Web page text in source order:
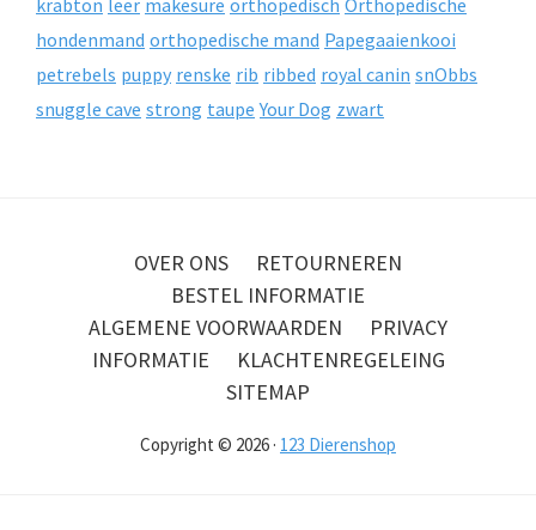
hondenmand orthopedische mand Papegaaienkooi
petrebels puppy renske rib ribbed royal canin snObbs
snuggle cave strong taupe Your Dog zwart
OVER ONS
RETOURNEREN
BESTEL INFORMATIE
ALGEMENE VOORWAARDEN
PRIVACY
INFORMATIE
KLACHTENREGELEING
SITEMAP
Copyright © 2026 · 123 Dierenshop